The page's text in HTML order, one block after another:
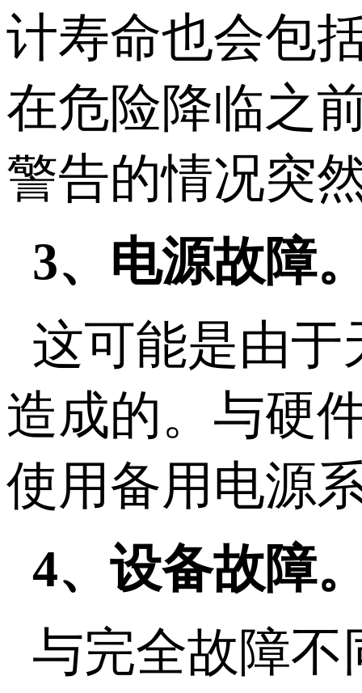
计寿命也会包
在危险降临之
警告的情况突
3、电源故障
这可能是由于
造成的。与硬
使用备用电源
4、设备故障
与完全故障不